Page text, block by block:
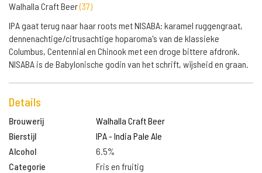
Walhalla Craft Beer(37)
IPA gaat terug naar haar roots met NISABA: karamel ruggengraat,
dennenachtige/citrusachtige hoparoma's van de klassieke
Columbus, Centennial en Chinook met een droge bittere afdronk.
NISABA is de Babylonische godin van het schrift, wijsheid en graan.
Details
Brouwerij
Walhalla Craft Beer
Bierstijl
IPA - India Pale Ale
Alcohol
6.5%
Categorie
Fris en fruitig